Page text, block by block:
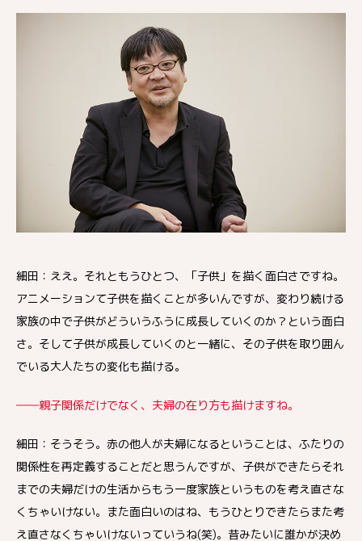
細田：ええ。それともうひとつ、「子供」を描く面白さですね。
アニメーションて子供を描くことが多いんですが、変わり続ける
家族の中で子供がどういうふうに成長していくのか？という面白
さ。そして子供が成長していくのと一緒に、その子供を取り囲ん
でいる大人たちの変化も描ける。
――親子関係だけでなく、夫婦の在り方も描けますね。
細田：そうそう。赤の他人が夫婦になるということは、ふたりの
関係性を再定義することだと思うんですが、子供ができたらそれ
までの夫婦だけの生活からもう一度家族というものを考え直さな
くちゃいけない。また面白いのはね、もうひとりできたらまた考
え直さなくちゃいけないっていうね(笑)。昔みたいに誰かが決め